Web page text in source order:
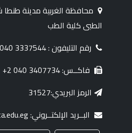
محافظة الغربية مدينة
الطبى كلية الطب
رقم التليفون : 3337544 040 2+
فاكــس: 3407734 040 2+
الرمز البريدي:31527
البــريد الإلكتــروني: dean@med.tanta.edu.eg